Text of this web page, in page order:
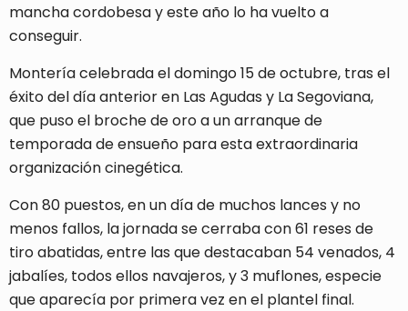
mancha cordobesa y este año lo ha vuelto a
conseguir.
Montería celebrada el domingo 15 de octubre, tras el
éxito del día anterior en Las Agudas y La Segoviana,
que puso el broche de oro a un arranque de
temporada de ensueño para esta extraordinaria
organización cinegética.
Con 80 puestos, en un día de muchos lances y no
menos fallos, la jornada se cerraba con 61 reses de
tiro abatidas, entre las que destacaban 54 venados, 4
jabalíes, todos ellos navajeros, y 3 muflones, especie
que aparecía por primera vez en el plantel final.